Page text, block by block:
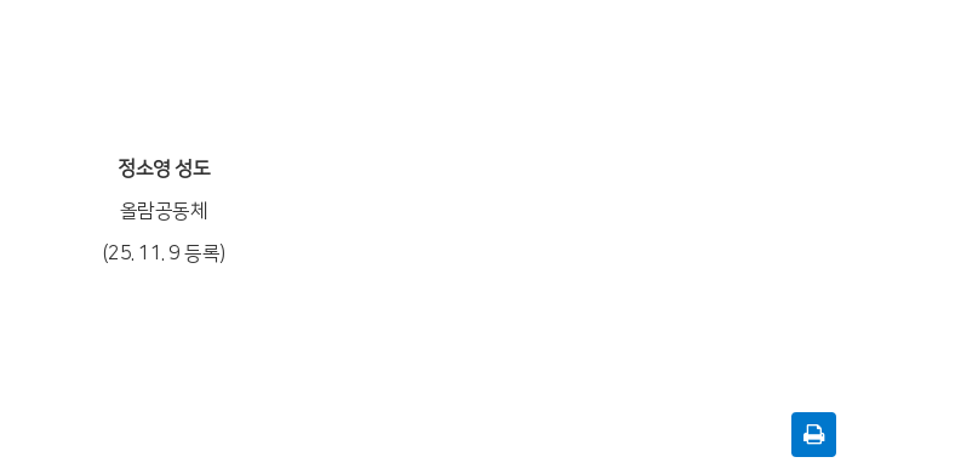
정소영 성도
올람공동체
(25. 11. 9 등록)